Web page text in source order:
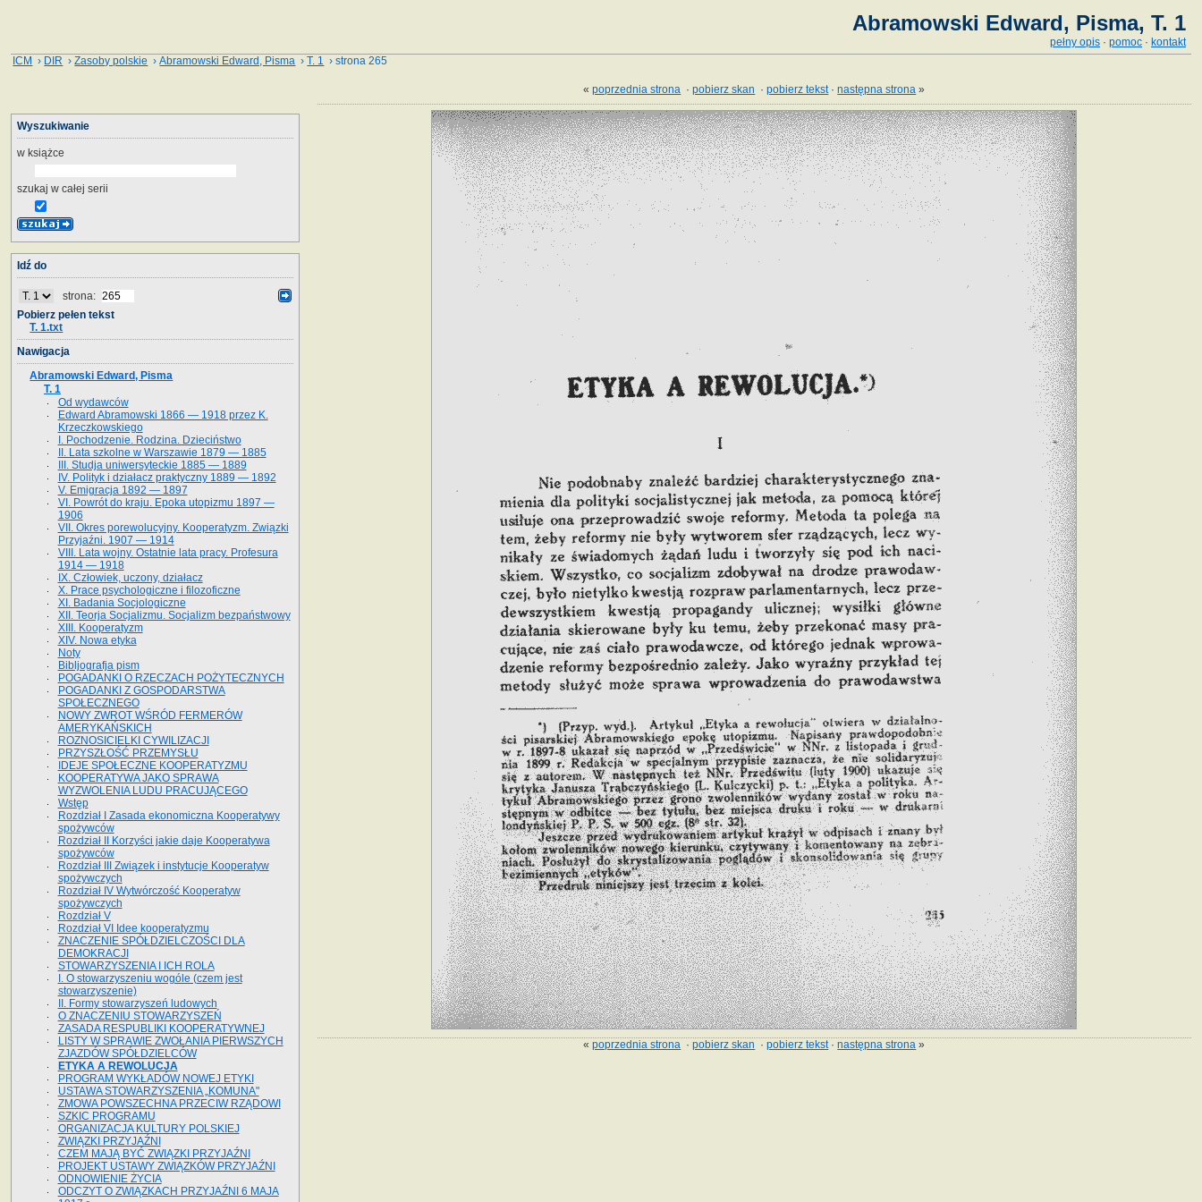
Abramowski Edward, Pisma, T. 1
pełny opis · pomoc · kontakt
ICM › DIR ›Zasoby polskie ›Abramowski Edward, Pisma ›T. 1 › strona 265
«poprzednia strona ·pobierz skan ·pobierz tekst·następna strona »
«poprzednia strona ·pobierz skan ·pobierz tekst·następna strona »
Wyszukiwanie
w książce
szukaj w całej serii
Idź do
strona:
Pobierz pełen tekst
T. 1.txt
Nawigacja
Abramowski Edward, Pisma
T. 1
Od wydawców
Edward Abramowski 1866 — 1918 przez K.
Krzeczkowskiego
I. Pochodzenie. Rodzina. Dzieciństwo
II. Lata szkolne w Warszawie 1879 — 1885
III. Studja uniwersyteckie 1885 — 1889
IV. Polityk i działacz praktyczny 1889 — 1892
V. Emigracja 1892 — 1897
VI. Powrót do kraju. Epoka utopizmu 1897 —
1906
VII. Okres porewolucyjny. Kooperatyzm. Związki
Przyjaźni. 1907 — 1914
VIII. Lata wojny. Ostatnie lata pracy. Profesura
1914 — 1918
IX. Człowiek, uczony, działacz
X. Prace psychologiczne i filozoficzne
XI. Badania Socjologiczne
XII. Teorja Socjalizmu. Socjalizm bezpaństwowy
XIII. Kooperatyzm
XIV. Nowa etyka
Noty
Bibljografja pism
POGADANKI O RZECZACH POŻYTECZNYCH
POGADANKI Z GOSPODARSTWA
SPOŁECZNEGO
NOWY ZWROT WŚRÓD FERMERÓW
AMERYKAŃSKICH
ROZNOSICIELKI CYWILIZACJI
PRZYSZŁOŚĆ PRZEMYSŁU
IDEJE SPOŁECZNE KOOPERATYZMU
KOOPERATYWA JAKO SPRAWA
WYZWOLENIA LUDU PRACUJĄCEGO
Wstęp
Rozdział I Zasada ekonomiczna Kooperatywy
spożywców
Rozdział II Korzyści jakie daje Kooperatywa
spożywców
Rozdział III Związek i instytucje Kooperatyw
spożywczych
Rozdział IV Wytwórczość Kooperatyw
spożywczych
Rozdział V
Rozdział VI Idee kooperatyzmu
ZNACZENIE SPÓŁDZIELCZOŚCI DLA
DEMOKRACJI
STOWARZYSZENIA I ICH ROLA
I. O stowarzyszeniu wogóle (czem jest
stowarzyszenie)
II. Formy stowarzyszeń ludowych
O ZNACZENIU STOWARZYSZEŃ
ZASADA RESPUBLIKI KOOPERATYWNEJ
LISTY W SPRAWIE ZWOŁANIA PIERWSZYCH
ZJAZDÓW SPÓŁDZIELCÓW
ETYKA A REWOLUCJA
PROGRAM WYKŁADÓW NOWEJ ETYKI
USTAWA STOWARZYSZENIA „KOMUNA"
ZMOWA POWSZECHNA PRZECIW RZĄDOWI
SZKIC PROGRAMU
ORGANIZACJA KULTURY POLSKIEJ
ZWIĄZKI PRZYJAŹNI
CZEM MAJĄ BYĆ ZWIĄZKI PRZYJAŹNI
PROJEKT USTAWY ZWIĄZKÓW PRZYJAŹNI
ODNOWIENIE ŻYCIA
ODCZYT O ZWIĄZKACH PRZYJAŹNI 6 MAJA